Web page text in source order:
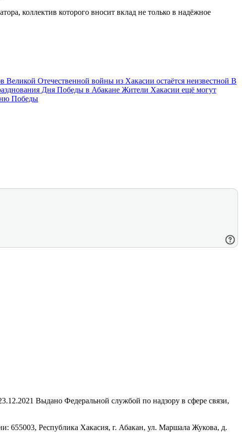
коллектив которого вносит вклад не только в надёжное
Великой Отечественной войны из Хакасии остаётся неизвестной В
Дня Победы в Абакане Жители Хакасии ещё могут
Победы
Выдано Федеральной службой по надзору в сфере связи,
Республика Хакасия, г. Абакан, ул. Маршала Жукова, д.